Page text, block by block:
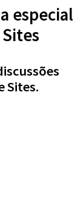
especial
Sites.